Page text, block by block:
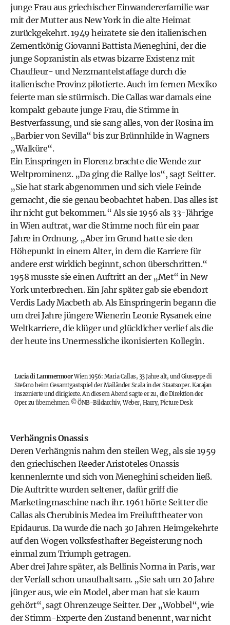
junge Frau aus griechischer Einwandererfamilie war
mit der Mutter aus New York in die alte Heimat
zurückgekehrt. 1949 heiratete sie den italienischen
Zementkönig Giovanni Battista Meneghini, der die
junge Sopranistin als etwas bizarre Existenz mit
Chauffeur- und Nerzmantelstaffage durch die
italienische Provinz pilotierte. Auch im fernen Mexiko
feierte man sie stürmisch. Die Callas war damals eine
kompakt gebaute junge Frau, die Stimme in
Bestverfassung, und sie sang alles, von der Rosina im
„Barbier von Sevilla“ bis zur Brünnhilde in Wagners
„Walküre“.
Ein Einspringen in Florenz brachte die Wende zur
Weltprominenz. „Da ging die Rallye los“, sagt Seitter.
„Sie hat stark abgenommen und sich viele Feinde
gemacht, die sie genau beobachtet haben. Das alles ist
ihr nicht gut bekommen.“ Als sie 1956 als 33-Jährige
in Wien auftrat, war die Stimme noch für ein paar
Jahre in Ordnung. „Aber im Grund hatte sie den
Höhepunkt in einem Alter, in dem die Karriere für
andere erst wirklich beginnt, schon überschritten.“
1958 musste sie einen Auftritt an der „Met“ in New
York unterbrechen. Ein Jahr später gab sie ebendort
Verdis Lady Macbeth ab. Als Einspringerin begann die
um drei Jahre jüngere Wienerin Leonie Rysanek eine
Weltkarriere, die klüger und glücklicher verlief als die
der heute ins Unermessliche ikonisierten Kollegin.
Lucia di LammermoorWien 1956: Maria Callas, 33 Jahre alt, und Giuseppe di
Stefano beim Gesamtgastspiel der Mailänder Scala in der Staatsoper. Karajan
inszenierte und dirigierte. An diesem Abend sagte er zu, die Direktion der
Oper zu übernehmen. ©ÖNB-Bildarchiv, Weber, Harry, Picture Desk
Verhängnis Onassis
Deren Verhängnis nahm den steilen Weg, als sie 1959
den griechischen Reeder Aristoteles Onassis
kennenlernte und sich von Meneghini scheiden ließ.
Die Auftritte wurden seltener, dafür griff die
Marketingmaschine nach ihr. 1961 hörte Seitter die
Callas als Cherubinis Medea im Freilufttheater von
Epidaurus. Da wurde die nach 30 Jahren Heimgekehrte
auf den Wogen volksfesthafter Begeisterung noch
einmal zum Triumph getragen.
Aber drei Jahre später, als Bellinis Norma in Paris, war
der Verfall schon unaufhaltsam. „Sie sah um 20 Jahre
jünger aus, wie ein Model, aber man hat sie kaum
gehört“, sagt Ohrenzeuge Seitter. Der „Wobbel“, wie
der Stimm-Experte den Zustand benennt, war nicht